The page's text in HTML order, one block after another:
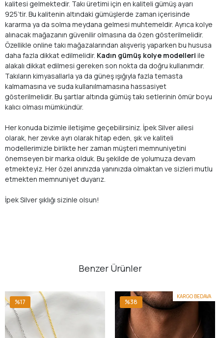
kalitesi gelmektedir. Takı üretimi için en kaliteli gümüş ayarı
925’tir. Bu kalitenin altındaki gümüşlerde zaman içerisinde
kararma ya da solma meydana gelmesi muhtemeldir. Ayrıca kolye
alınacak mağazanın güvenilir olmasına da özen gösterilmelidir.
Özellikle online takı mağazalarından alışveriş yaparken bu hususa
daha fazla dikkat edilmelidir. Kadın gümüş kolye modelleri ile
alakalı dikkat edilmesi gereken son nokta da doğru kullanımdır.
Takıların kimyasallarla ya da güneş ışığıyla fazla temasta
kalmamasına ve suda kullanılmamasına hassasiyet
gösterilmelidir. Bu şartlar altında gümüş takı setlerinin ömür boyu
kalıcı olması mümkündür.
Her konuda bizimle iletişime geçebilirsiniz. İpek Silver ailesi
olarak, her zevke ayrı olarak hitap eden, şık ve kaliteli
modellerimizle birlikte her zaman müşteri memnuniyetini
önemseyen bir marka olduk. Bu şekilde de yolumuza devam
etmekteyiz. Her özel anınızda yanınızda olmaktan ve sizleri mutlu
etmekten memnuniyet duyarız.
İpek Silver şıklığı sizinle olsun!
Benzer Ürünler
%17
KARGO BEDAVA
%38